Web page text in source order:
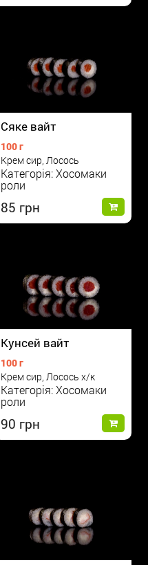
Сяке вайт
100 г
Крем сир, Лосось
Категорія: Хосомаки
роли
85
Кунсей вайт
100 г
Крем сир, Лосось х/к
Категорія: Хосомаки
роли
90